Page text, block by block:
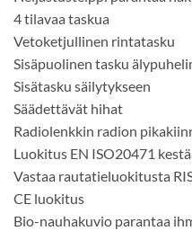
4 tilavaa taskua
Vetoketjullinen rintatasku
Sisäpuolinen tasku
Sisätasku säilytykseen
Säädettävät hihat
Radiolenkkin radion
Luokitus EN ISO20471
Vastaa rautatieluokitusta
CE luokitus
Bio-nauhakuvio parantaa